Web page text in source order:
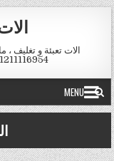
Skip to content
الات تعبئة و تغليف ،
– 01211116956 – 01211116958
MENU